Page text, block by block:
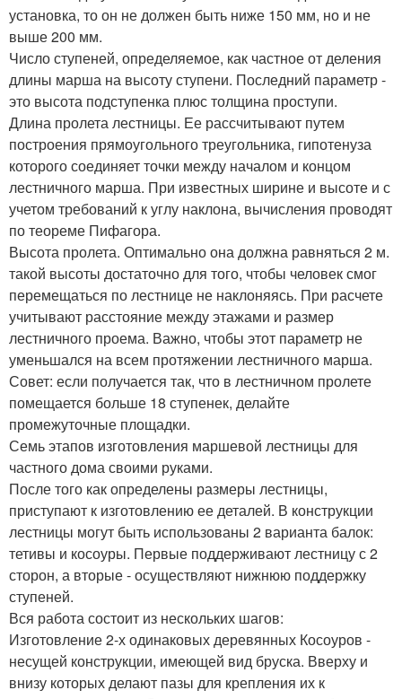
установка, то он не должен быть ниже 150 мм, но и не
выше 200 мм.
Число ступеней, определяемое, как частное от деления
длины марша на высоту ступени. Последний параметр -
это высота подступенка плюс толщина проступи.
Длина пролета лестницы. Ее рассчитывают путем
построения прямоугольного треугольника, гипотенуза
которого соединяет точки между началом и концом
лестничного марша. При известных ширине и высоте и с
учетом требований к углу наклона, вычисления проводят
по теореме Пифагора.
Высота пролета. Оптимально она должна равняться 2 м.
такой высоты достаточно для того, чтобы человек смог
перемещаться по лестнице не наклоняясь. При расчете
учитывают расстояние между этажами и размер
лестничного проема. Важно, чтобы этот параметр не
уменьшался на всем протяжении лестничного марша.
Совет: если получается так, что в лестничном пролете
помещается больше 18 ступенек, делайте
промежуточные площадки.
Семь этапов изготовления маршевой лестницы для
частного дома своими руками.
После того как определены размеры лестницы,
приступают к изготовлению ее деталей. В конструкции
лестницы могут быть использованы 2 варианта балок:
тетивы и косоуры. Первые поддерживают лестницу с 2
сторон, а вторые - осуществляют нижнюю поддержку
ступеней.
Вся работа состоит из нескольких шагов:
Изготовление 2-х одинаковых деревянных Косоуров -
несущей конструкции, имеющей вид бруска. Вверху и
внизу которых делают пазы для крепления их к